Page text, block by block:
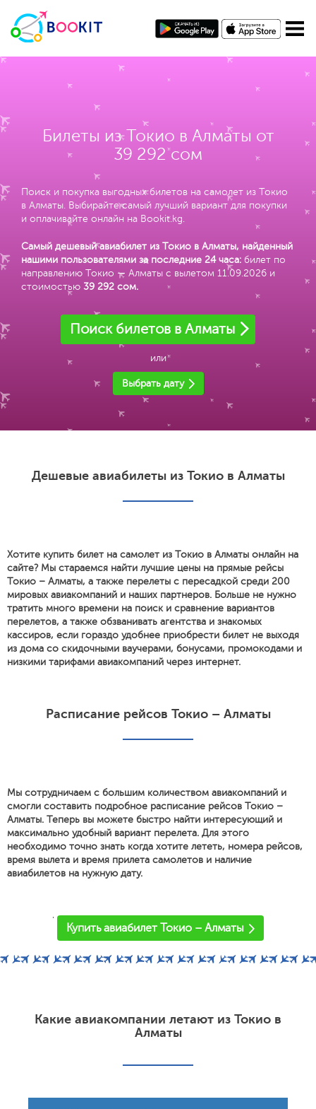
Билеты из Токио в Алматы от
39 292 сом
Поиск и покупка выгодных билетов на самолет из Токио
в Алматы. Выбирайте самый лучший вариант для покупки
и оплачивайте онлайн на Bookit.kg.
Самый дешевый авиабилет из Токио в Алматы, найденный
нашими пользователями за последние 24 часа: билет по
направлению Токио — Алматы с вылетом 11.09.2026 и
стоимостью 39 292 сом.
Поиск билетов в Алматы
или
Выбрать дату
Дешевые авиабилеты из Токио в Алматы
Хотите купить билет на самолет из Токио в Алматы онлайн на
сайте? Мы стараемся найти лучшие цены на прямые рейсы
Токио – Алматы, а также перелеты с пересадкой среди 200
мировых авиакомпаний и наших партнеров. Больше не нужно
тратить много времени на поиск и сравнение вариантов
перелетов, а также обзванивать агентства и знакомых
кассиров, если гораздо удобнее приобрести билет не выходя
из дома со скидочными ваучерами, бонусами, промокодами и
низкими тарифами авиакомпаний через интернет.
Расписание рейсов Токио – Алматы
Мы сотрудничаем с большим количеством авиакомпаний и
смогли составить подробное расписание рейсов Токио –
Алматы. Теперь вы можете быстро найти интересующий и
максимально удобный вариант перелета. Для этого
необходимо точно знать когда хотите лететь, номера рейсов,
время вылета и время прилета самолетов и наличие
авиабилетов на нужную дату.
'
Купить авиабилет Токио – Алматы
Какие авиакомпании летают из Токио в
Алматы